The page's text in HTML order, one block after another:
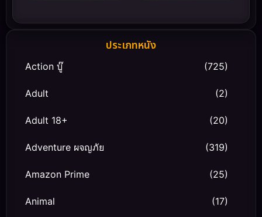
ประเภทหนัง
Action บู๊ (725)
Adult (2)
Adult 18+ (20)
Adventure ผจญภัย (319)
Amazon Prime (25)
Animal (17)